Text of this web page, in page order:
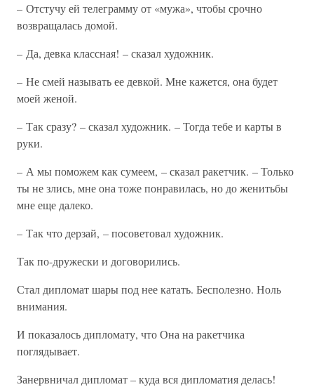
– Отстучу ей телеграмму от «мужа», чтобы срочно
возвращалась домой.
– Да, девка классная! – сказал художник.
– Не смей называть ее девкой. Мне кажется, она будет
моей женой.
– Так сразу? – сказал художник. – Тогда тебе и карты в
руки.
– А мы поможем как сумеем, – сказал ракетчик. – Только
ты не злись, мне она тоже понравилась, но до женитьбы
мне еще далеко.
– Так что дерзай, – посоветовал художник.
Так по-дружески и договорились.
Стал дипломат шары под нее катать. Бесполезно. Ноль
внимания.
И показалось дипломату, что Она на ракетчика
поглядывает.
Занервничал дипломат – куда вся дипломатия делась!